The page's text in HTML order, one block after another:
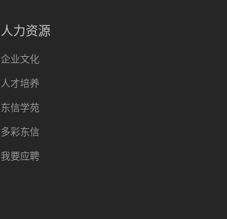
人力资源
企业文化
人才培养
东信学苑
多彩东信
我要应聘